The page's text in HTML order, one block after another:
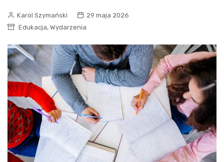
Karol Szymański
29 maja 2026
Edukacja, Wydarzenia